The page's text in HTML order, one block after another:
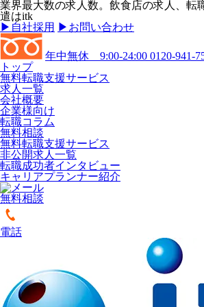
業界最大数の求人数。飲食店の求人、転
遣はitk
▶︎自社採用 ▶︎お問い合わせ
年中無休 9:00-24:00 0120-941-
トップ
無料転職支援サービス
求人一覧
会社概要
企業様向け
転職コラム
無料相談
無料転職支援サービス
非公開求人一覧
転職成功者インタビュー
キャリアプランナー紹介
無料相談
電話